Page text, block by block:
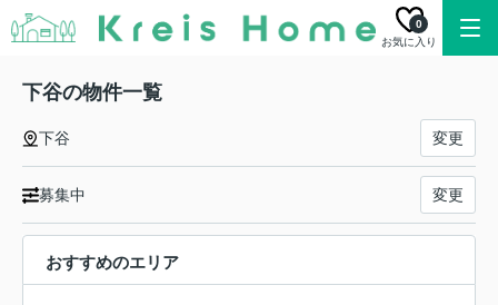
お気に入り
0
下谷の物件一覧
下谷 変更
募集中 変更
おすすめのエリア